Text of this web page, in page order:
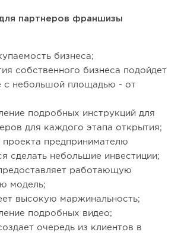
партнеров франшизы
бизнеса;
собственного бизнеса подойдет
с небольшой площадью - от
подробных инструкций для
для каждого этапа открытия;
проекта предпринимателю
сделать небольшие инвестиции;
работающую
модель;
высокую маржинальность;
подробных видео;
очередь из клиентов в